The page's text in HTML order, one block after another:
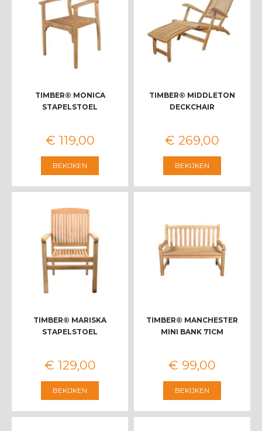
TIMBER® MONICA
STAPELSTOEL
€ 119,00
BEKIJKEN
TIMBER® MIDDLETON
DECKCHAIR
€ 269,00
BEKIJKEN
TIMBER® MARISKA
STAPELSTOEL
€ 129,00
BEKIJKEN
TIMBER® MANCHESTER
MINI BANK 71CM
€ 99,00
BEKIJKEN